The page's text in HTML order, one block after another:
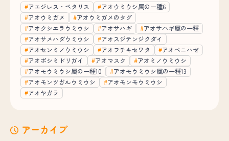
アエジレス・ペタリス
アオウミウシ属の一種6
アオウミガメ
アオウミガメのタグ
アオクシエラウミウシ
アオサハギ
アオサハギ属の一種
アオサメハダウミウシ
アオスジテンジクダイ
アオセンミノウミウシ
アオフチキセワタ
アオベニハゼ
アオボシミドリガイ
アオマスク
アオミノウミウシ
アオモウミウシ属の一種10
アオモウミウシ属の一種13
アオモンツガルウミウシ
アオモンモウミウシ
アオヤガラ
アーカイブ